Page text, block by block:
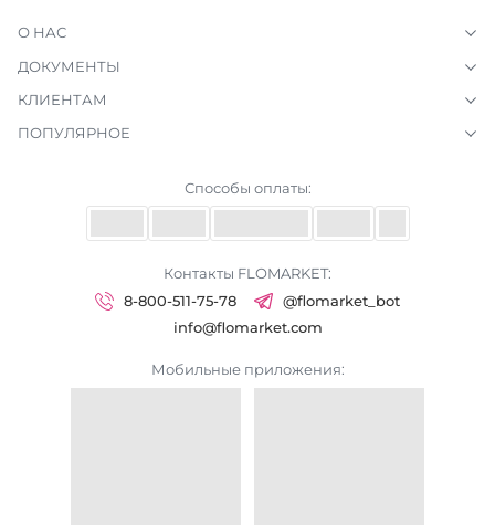
О НАС
ДОКУМЕНТЫ
КЛИЕНТАМ
ПОПУЛЯРНОЕ
Способы оплаты:
Контакты FLOMARKET:
8-800-511-75-78
@flomarket_bot
info@flomarket.com
Мобильные приложения: